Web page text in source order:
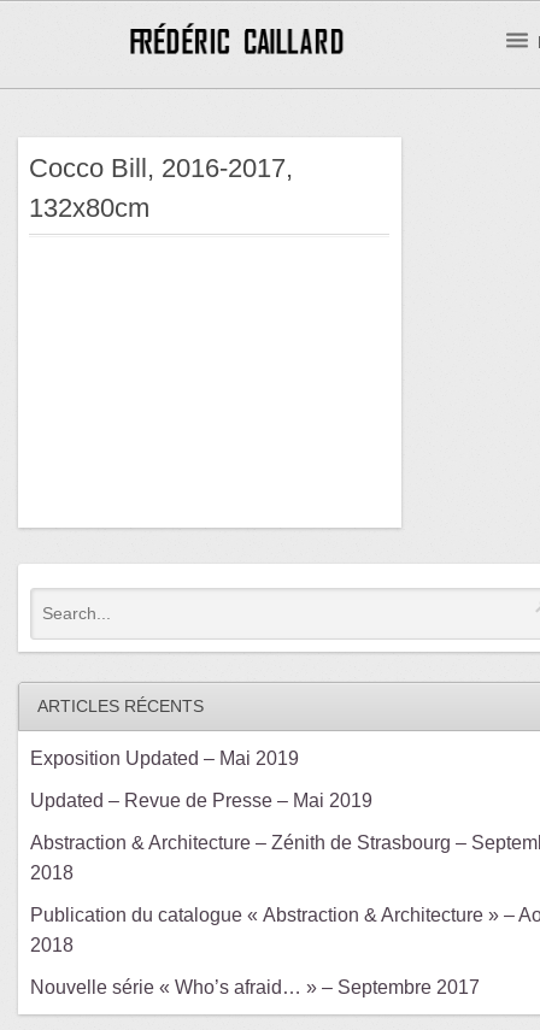
Cocco Bill, 2016-2017,
132x80cm
ARTICLES RÉCENTS
Exposition Updated – Mai 2019
Updated – Revue de Presse – Mai 2019
Abstraction & Architecture – Zénith de Strasbourg –
2018
Publication du catalogue « Abstraction & Architecture » –
2018
Nouvelle série « Who’s afraid… » – Septembre 2017